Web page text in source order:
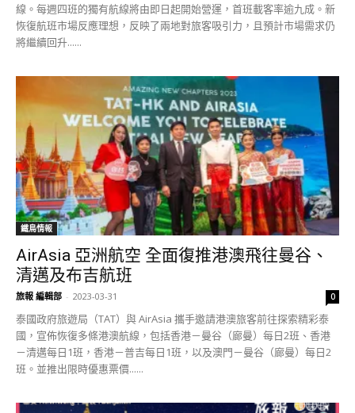
線。每週四班的獨有航線將由即日起開始營運，首班載客率逾九成。新
恢復航班市場反應理想，反映了兩地對旅客吸引力，且預計市場需求仍
將繼續回升......
鐵鳥情報
AirAsia 亞洲航空 全面復推港澳飛往曼谷、
清邁及布吉航班
旅報 編輯部 - 2023-03-31 0
泰國政府旅遊局（TAT）與 AirAsia 攜手邀請港澳旅客前往探索精彩泰
國，宣佈恢復多條港澳航線，包括香港－曼谷（廊曼）每日2班、香港
－清邁每日1班，香港－普吉每日1班，以及澳門－曼谷（廊曼）每日2
班。並推出限時優惠票價......